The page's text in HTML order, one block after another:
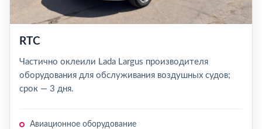
RTC
Частично оклеили Lada Largus производителя
оборудования для обслуживания воздушных судов;
срок — 3 дня.
Авиационное оборудование